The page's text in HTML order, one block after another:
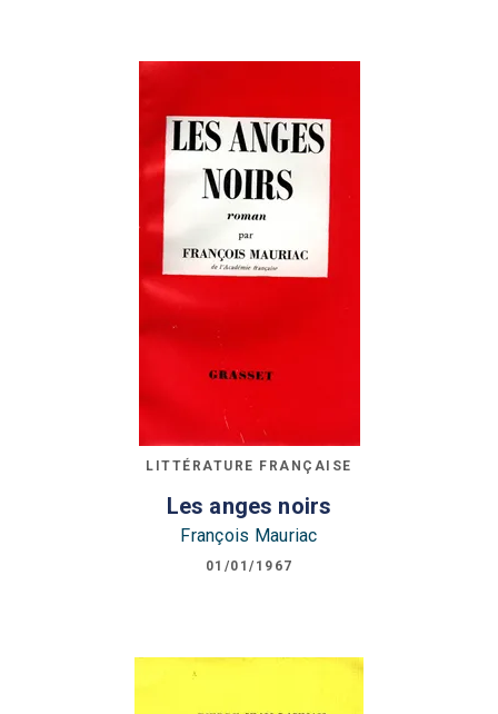
LITTÉRATURE FRANÇAISE
Les anges noirs
François Mauriac
01/01/1967